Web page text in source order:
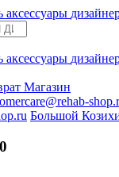
аксессуары
аксессуары
Магазин
Большой